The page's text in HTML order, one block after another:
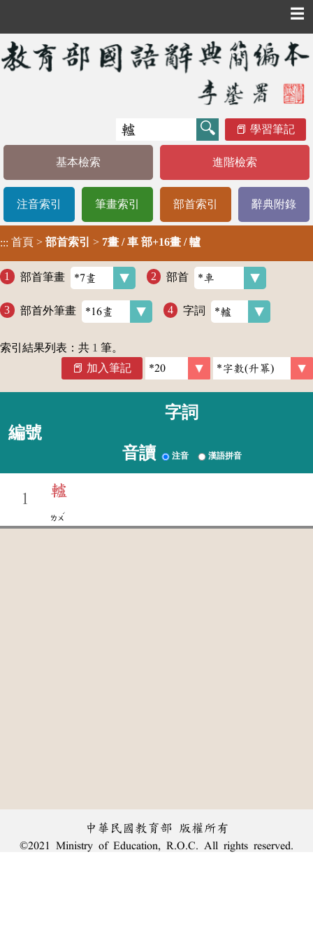
☰
學習筆記
基本檢索 進階檢索
注音索引 筆畫索引 部首索引 辭典附錄
::: 首頁 > 部首索引 > 7畫 / 車 部+16畫 / 轤
部首筆畫 部首
部首外筆畫 字詞
索引結果列表：共 1 筆。
加入筆記
編號
字詞
音讀 注音 漢語拼音
1
轤
ㄌㄨ
ˊ
中華民國教育部 版權所有
©2021 Ministry of Education, R.O.C. All rights reserved.